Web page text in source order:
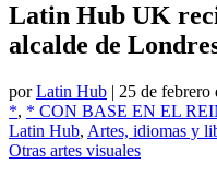
Latin Hub UK
alcalde de
porLatin Hub | 25 de febrero
*, * CON BASE EN EL
Latin Hub, Artes, idiomas y
Otras artes visuales